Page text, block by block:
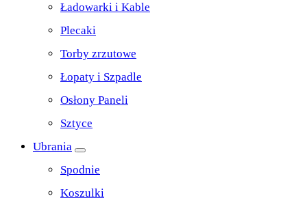
Ładowarki i Kable
Plecaki
Torby zrzutowe
Łopaty i Szpadle
Osłony Paneli
Sztyce
Ubrania
Spodnie
Koszulki